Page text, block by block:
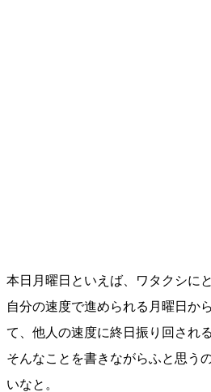
本日月曜日といえば、ワタクシに
自分の速度で進められる月曜日か
て、他人の速度に終日振り回される
そんなことを書きながらふと思う
いなと。